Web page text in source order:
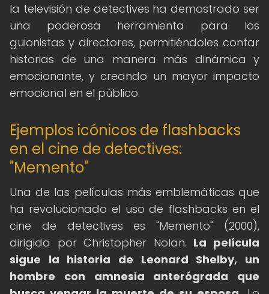
la televisión de detectives ha demostrado ser
una poderosa herramienta para los
guionistas y directores, permitiéndoles contar
historias de una manera más dinámica y
emocionante, y creando un mayor impacto
emocional en el público.
Ejemplos icónicos de flashbacks
en el cine de detectives:
"Memento"
Una de las películas más emblemáticas que
ha revolucionado el uso de flashbacks en el
cine de detectives es "Memento" (2000),
dirigida por Christopher Nolan. La película
sigue la historia de Leonard Shelby, un
hombre con amnesia anterógrada que